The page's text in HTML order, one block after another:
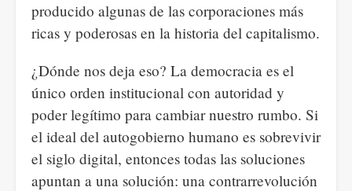
producido algunas de las corporaciones más
ricas y poderosas en la historia del capitalismo.
¿Dónde nos deja eso? La democracia es el
único orden institucional con autoridad y
poder legítimo para cambiar nuestro rumbo. Si
el ideal del autogobierno humano es sobrevivir
el siglo digital, entonces todas las soluciones
apuntan a una solución: una contrarrevolución